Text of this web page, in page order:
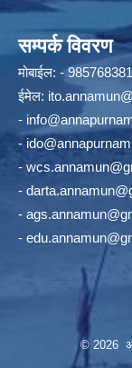
सम्पर्क विवरण
मोबाईल: -
ईमेल:
-
-
-
-
-
-
© 2026